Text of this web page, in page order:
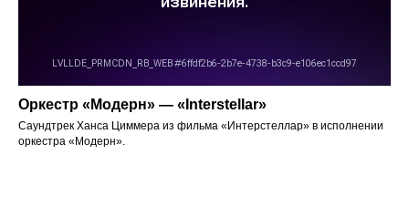
Оркестр «Модерн» — «Interstellar»
Саундтрек Ханса Циммера из фильма «Интерстеллар» в исполнении
оркестра «Модерн».